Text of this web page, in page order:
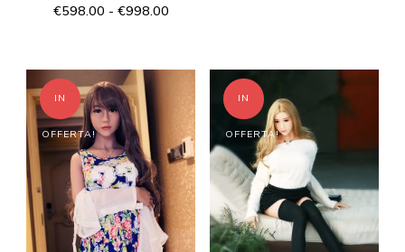
4.50
€598.00 - €998.00Fascia
da
€998.00
ha
più
varianti.
Le
opzioni
possono
essere
a
varianti.
Le
opzioni
possono
essere
scelte
IN
OFFERTA!
IN
OFFERTA!